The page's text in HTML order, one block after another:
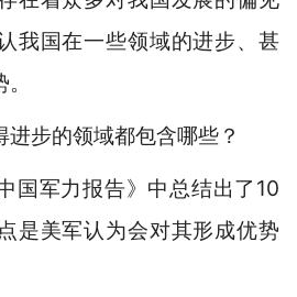
我国在一些领域的进步、甚
步的领域都包含哪些？
国军力报告》中总结出了10
是美军认为会对其形成优势